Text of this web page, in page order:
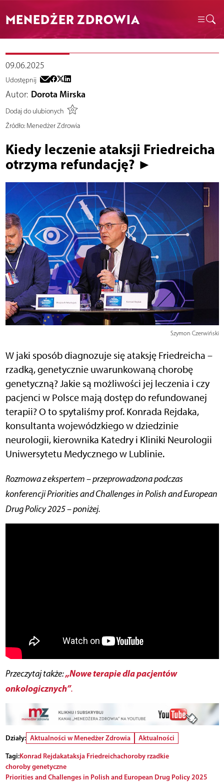
MENEDŻER ZDROWIA
09.06.2025
Udostępnij
Autor: Dorota Mirska
Dodaj do ulubionych
Źródło:Menedżer Zdrowia
Kiedy leczenie ataksji Friedreicha
otrzyma refundację? ►
Szymon Czerwiński
W jaki sposób diagnozuje się ataksję Friedreicha –
rzadką, genetycznie uwarunkowaną chorobę
genetyczną? Jakie są możliwości jej leczenia i czy
pacjenci w Polsce mają dostęp do refundowanej
terapii? O to spytaliśmy prof. Konrada Rejdaka,
konsultanta wojewódzkiego w dziedzinie
neurologii, kierownika Katedry i Kliniki Neurologii
Uniwersytetu Medycznego w Lublinie.
Rozmowa z ekspertem – przeprowadzona podczas
konferencji Priorities and Challenges in Polish and European
Drug Policy 2025 – poniżej.
Przeczytaj także:„Nowe terapie dla pacjentów
onkologicznych”.
Działy: Aktualności w Menedżer Zdrowia
Aktualności
Tagi:Konrad Rejdakataksja Friedreichachoroby rzadkie
choroby genetyczne
Priorities and Challenges in Polish and European Drug Policy 2025